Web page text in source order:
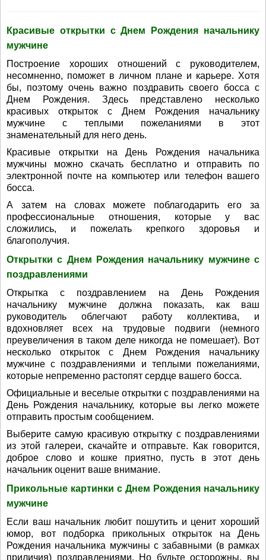
Красивые открытки с Днем Рождения начальнику
мужчине
Построение хороших отношений с руководителем,
несомненно, поможет в личном плане и карьере. Хотя
бы, поэтому очень важно поздравить своего босса с
Днем Рождения. Здесь представлено несколько
красивых открыток с Днем Рождения начальнику
мужчине с теплыми пожеланиями в этот
знаменательный для него день.
Красивые открытки на День Рождения начальника
мужчины можно скачать бесплатно и отправить по
электронной почте на компьютер или телефон вашего
босса.
А затем на словах можете поблагодарить его за
профессиональные отношения, которые у вас
сложились, и пожелать крепкого здоровья и
благополучия.
Открытки с Днем Рождения начальнику мужчине с
поздравлениями
Открытка с поздравлением на День Рождения
начальнику мужчине должна показать, как ваш
руководитель облегчают работу коллектива, и
вдохновляет всех на трудовые подвиги (немного
преувеличения в таком деле никогда не помешает). Вот
несколько открыток с Днем Рождения начальнику
мужчине с поздравлениями и теплыми пожеланиями,
которые непременно растопят сердце вашего босса.
Официальные и веселые открытки с поздравлениями на
День Рождения начальнику, которые вы легко можете
отправить простым сообщением.
Выберите самую красивую открытку с поздравлениями
из этой галереи, скачайте и отправьте. Как говорится,
доброе слово и кошке приятно, пусть в этот день
начальник оценит ваше внимание.
Прикольные картинки с Днем Рождения начальнику
мужчине
Если ваш начальник любит пошутить и ценит хороший
юмор, вот подборка прикольных открыток на День
Рождения начальника мужчины с забавными (в рамках
приличия) поздравлениями. Но будьте осторожны, вы